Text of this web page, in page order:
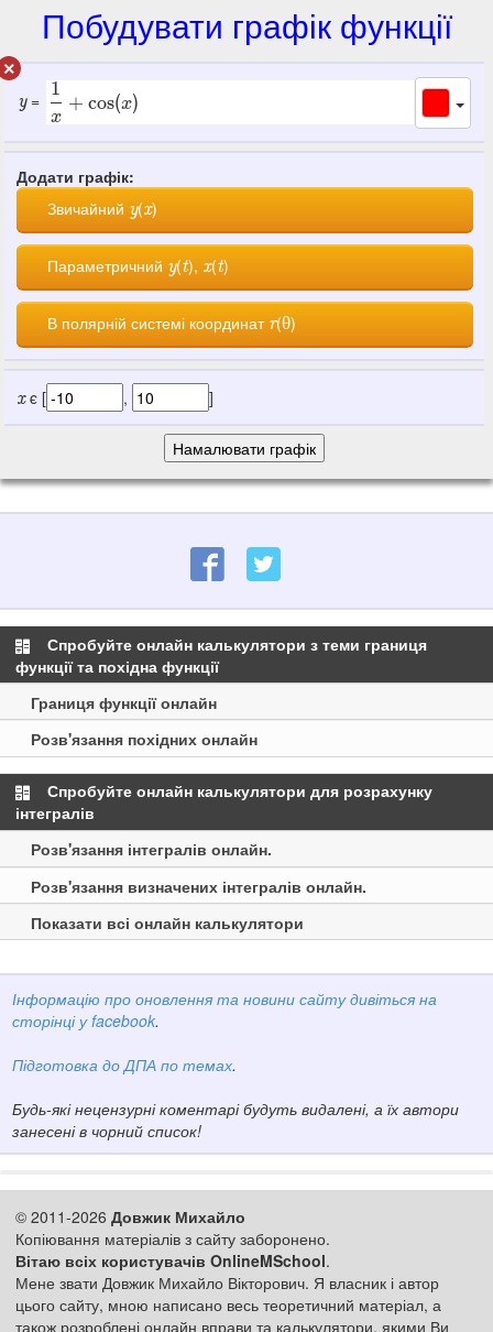
Побудувати графік функції
y= 1
x
+ cos(x)
Додати графік:
Звичайний y(x)
Параметричний y(t), x(t)
В полярній системі координат r(θ)
xϵ [ , ]
Спробуйте онлайн калькулятори з теми границя
функції та похідна функції
Границя функції онлайн
Розв'язання похідних онлайн
Спробуйте онлайн калькулятори для розрахунку
інтегралів
Розв'язання інтегралів онлайн.
Розв'язання визначених інтегралів онлайн.
Показати всі онлайн калькулятори
Інформацію про оновлення та новини сайту дивіться на
сторінці у facebook.
Підготовка до ДПА по темах.
Будь-які нецензурні коментарі будуть видалені, а їх автори
занесені в чорний список!
© 2011-2026 Довжик Михайло
Копіювання матеріалів з сайту заборонено.
Вітаю всіх користувачів OnlineMSchool.
Мене звати Довжик Михайло Вікторович. Я власник і автор
цього сайту, мною написано весь теоретичний матеріал, а
також розроблені онлайн вправи та калькулятори, якими Ви